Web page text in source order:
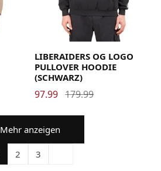
Medium X-Large
LIBERAIDERS OG LOGO
PULLOVER HOODIE
(SCHWARZ)
97.99 179.99
Mehr anzeigen
2 3